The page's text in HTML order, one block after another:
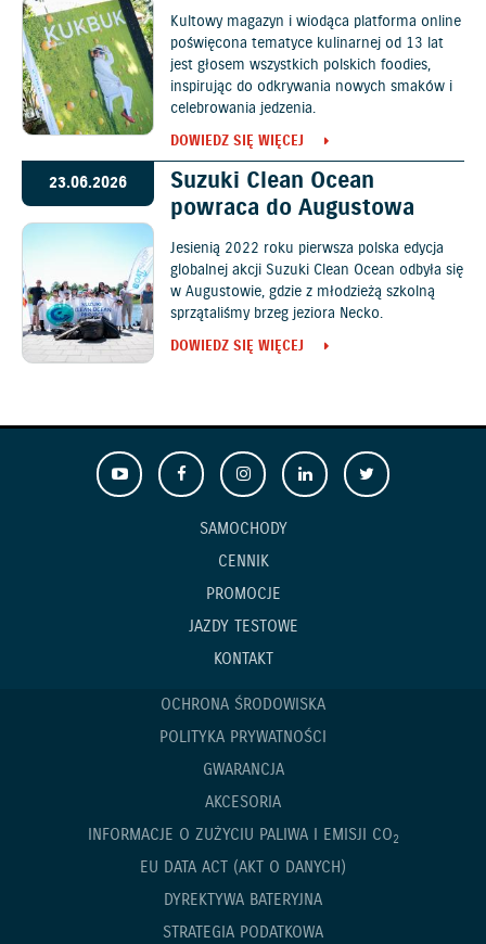
Kultowy magazyn i wiodąca platforma online
poświęcona tematyce kulinarnej od 13 lat
jest głosem wszystkich polskich foodies,
inspirując do odkrywania nowych smaków i
celebrowania jedzenia.
DOWIEDZ SIĘ WIĘCEJ
23.06.2026
Suzuki Clean Ocean
powraca do Augustowa
Jesienią 2022 roku pierwsza polska edycja
globalnej akcji Suzuki Clean Ocean odbyła się
w Augustowie, gdzie z młodzieżą szkolną
sprzątaliśmy brzeg jeziora Necko.
DOWIEDZ SIĘ WIĘCEJ
SAMOCHODY
CENNIK
PROMOCJE
JAZDY TESTOWE
KONTAKT
OCHRONA ŚRODOWISKA
POLITYKA PRYWATNOŚCI
GWARANCJA
AKCESORIA
INFORMACJE O ZUŻYCIU PALIWA I EMISJI CO2
EU DATA ACT (AKT O DANYCH)
DYREKTYWA BATERYJNA
STRATEGIA PODATKOWA